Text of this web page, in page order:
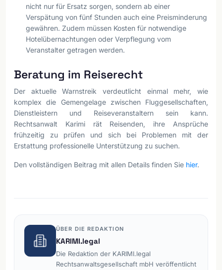
nicht nur für Ersatz sorgen, sondern ab einer
Verspätung von fünf Stunden auch eine Preisminderung
gewähren. Zudem müssen Kosten für notwendige
Hotelübernachtungen oder Verpflegung vom
Veranstalter getragen werden.
Beratung im Reiserecht
Der aktuelle Warnstreik verdeutlicht einmal mehr, wie
komplex die Gemengelage zwischen Fluggesellschaften,
Dienstleistern und Reiseveranstaltern sein kann.
Rechtsanwalt Karimi rät Reisenden, ihre Ansprüche
frühzeitig zu prüfen und sich bei Problemen mit der
Erstattung professionelle Unterstützung zu suchen.
Den vollständigen Beitrag mit allen Details finden Sie hier.
ÜBER DIE REDAKTION
KARIMI.legal
Die Redaktion der KARIMI.legal
Rechtsanwaltsgesellschaft mbH veröffentlicht